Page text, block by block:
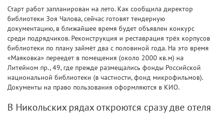
Старт работ запланирован на лето. Как сообщила директор
библиотеки Зоя Чалова, сейчас готовят тендерную
документацию, в ближайшее время будет объявлен конкурс
среди подрядчиков. Реконструкция и реставрация трёх корпусов
библиотеки по плану займёт два с половиной года. На это время
«Маяковка» переедет в помещения (около 2000 кв.м) на
Литейном пр., 49, где прежде размещались фонды Российской
национальной библиотеки (в частности, фонд микрофильмов).
Документы на право пользования оформляются в КИО.
В Никольских рядах откроются сразу две отеля